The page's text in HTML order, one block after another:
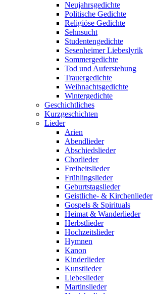
Neujahrsgedichte
Politische Gedichte
Religiöse Gedichte
Sehnsucht
Studentengedichte
Sesenheimer Liebeslyrik
Sommergedichte
Tod und Auferstehung
Trauergedichte
Weihnachtsgedichte
Wintergedichte
Geschichtliches
Kurzgeschichten
Lieder
Arien
Abendlieder
Abschiedslieder
Chorlieder
Freiheitslieder
Frühlingslieder
Geburtstagslieder
Geistliche- & Kirchenlieder
Gospels & Spirituals
Heimat & Wanderlieder
Herbstlieder
Hochzeitslieder
Hymnen
Kanon
Kinderlieder
Kunstlieder
Liebeslieder
Martinslieder